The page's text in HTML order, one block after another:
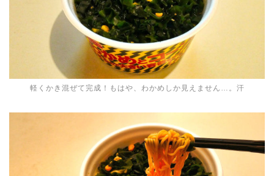
軽くかき混ぜて完成！もはや、わかめしか見えません…。汗